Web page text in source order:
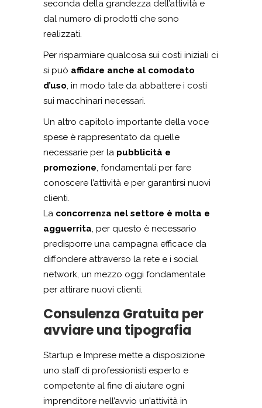
seconda della grandezza dell’attività e
dal numero di prodotti che sono
realizzati.
Per risparmiare qualcosa sui costi iniziali ci
si può affidare anche al comodato
d’uso, in modo tale da abbattere i costi
sui macchinari necessari.
Un altro capitolo importante della voce
spese è rappresentato da quelle
necessarie per la pubblicità e
promozione, fondamentali per fare
conoscere l’attività e per garantirsi nuovi
clienti.
La concorrenza nel settore è molta e
agguerrita, per questo è necessario
predisporre una campagna efficace da
diffondere attraverso la rete e i social
network, un mezzo oggi fondamentale
per attirare nuovi clienti.
Consulenza Gratuita per
avviare una tipografia
Startup e Imprese mette a disposizione
uno staff di professionisti esperto e
competente al fine di aiutare ogni
imprenditore nell’avvio un’attività in